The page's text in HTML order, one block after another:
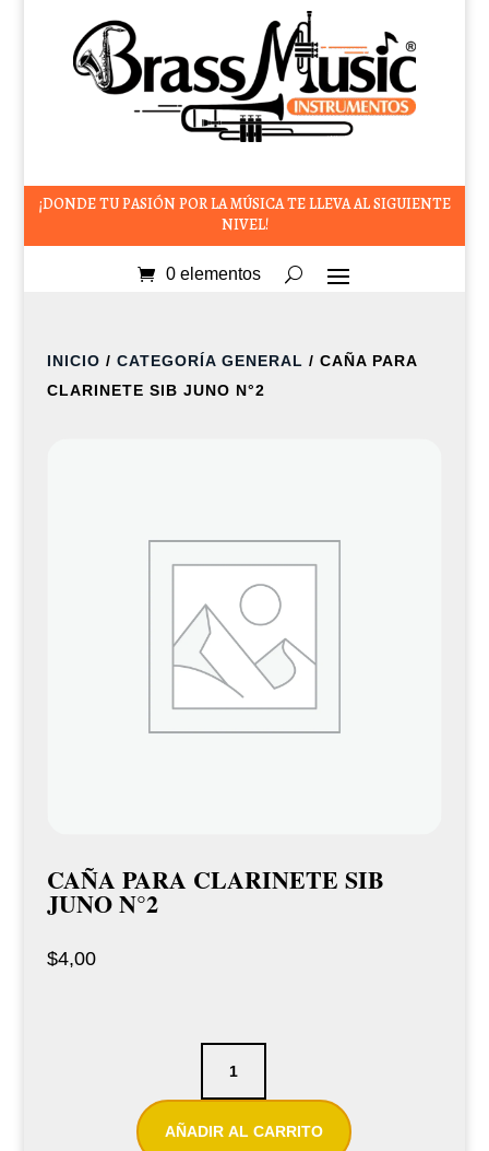
¡DONDE TU PASIÓN POR LA MÚSICA TE LLEVA AL SIGUIENTE
NIVEL!
0 elementos
INICIO / CATEGORÍA GENERAL / CAÑA PARA
CLARINETE SIB JUNO N°2
CAÑA PARA CLARINETE SIB
JUNO N°2
$4,00
AÑADIR AL CARRITO